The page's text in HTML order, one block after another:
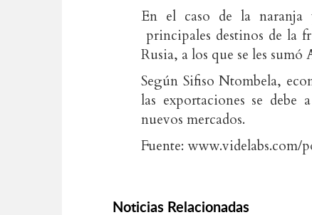
En el caso de la naranja
principales destinos de la
Rusia, a los que se les sumó
Según Sifiso Ntombela,
las exportaciones se
nuevos mercados.
Fuente: www.videlabs.com/
Noticias Relacionadas